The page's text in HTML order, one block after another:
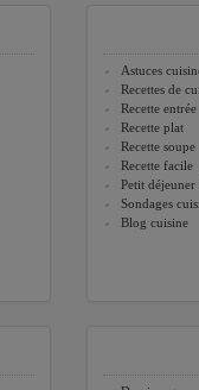
Astuces
Recettes de
Recette entrée
Recette plat
Recette soupe
Recette facile
Petit
Sondages
Blog cuisine